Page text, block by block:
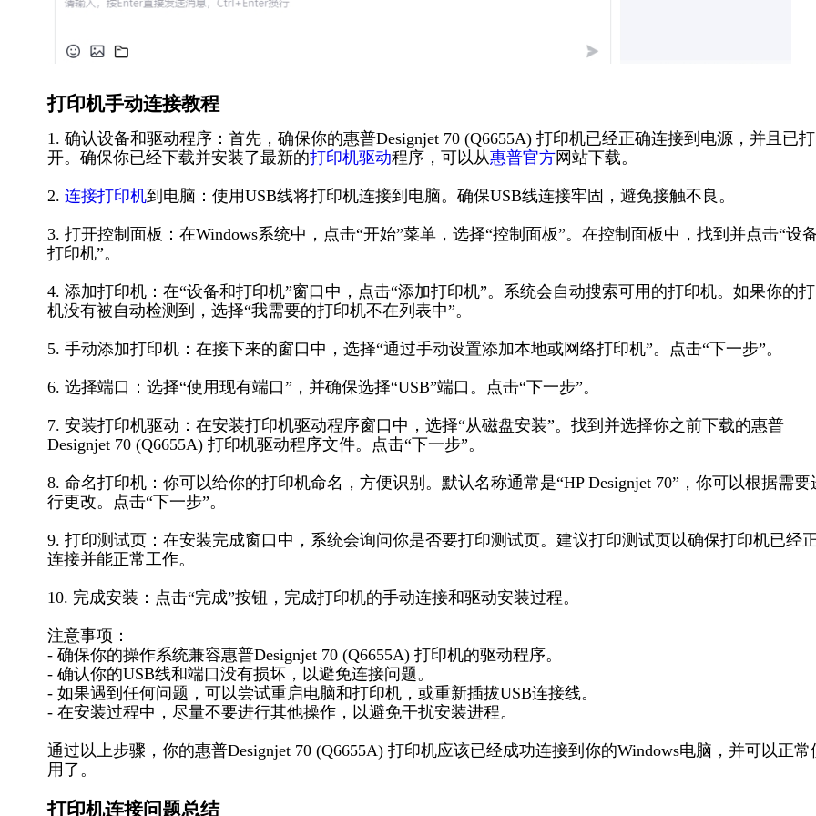
打印机手动连接教程
1. 确认设备和驱动程序：首先，确保你的惠普Designjet 70 (Q6655A) 打印机已经正确连接到电源，并且已打
开。确保你已经下载并安装了最新的打印机驱动程序，可以从惠普官方网站下载。
2. 连接打印机到电脑：使用USB线将打印机连接到电脑。确保USB线连接牢固，避免接触不良。
3. 打开控制面板：在Windows系统中，点击“开始”菜单，选择“控制面板”。在控制面板中，找到并点击“设
打印机”。
4. 添加打印机：在“设备和打印机”窗口中，点击“添加打印机”。系统会自动搜索可用的打印机。如果你的
机没有被自动检测到，选择“我需要的打印机不在列表中”。
5. 手动添加打印机：在接下来的窗口中，选择“通过手动设置添加本地或网络打印机”。点击“下一步”。
6. 选择端口：选择“使用现有端口”，并确保选择“USB”端口。点击“下一步”。
7. 安装打印机驱动：在安装打印机驱动程序窗口中，选择“从磁盘安装”。找到并选择你之前下载的惠普
Designjet 70 (Q6655A) 打印机驱动程序文件。点击“下一步”。
8. 命名打印机：你可以给你的打印机命名，方便识别。默认名称通常是“HP Designjet 70”，你可以根据需要
行更改。点击“下一步”。
9. 打印测试页：在安装完成窗口中，系统会询问你是否要打印测试页。建议打印测试页以确保打印机已经
连接并能正常工作。
10. 完成安装：点击“完成”按钮，完成打印机的手动连接和驱动安装过程。
注意事项：
- 确保你的操作系统兼容惠普Designjet 70 (Q6655A) 打印机的驱动程序。
- 确认你的USB线和端口没有损坏，以避免连接问题。
- 如果遇到任何问题，可以尝试重启电脑和打印机，或重新插拔USB连接线。
- 在安装过程中，尽量不要进行其他操作，以避免干扰安装进程。
通过以上步骤，你的惠普Designjet 70 (Q6655A) 打印机应该已经成功连接到你的Windows电脑，并可以正常
用了。
打印机连接问题总结